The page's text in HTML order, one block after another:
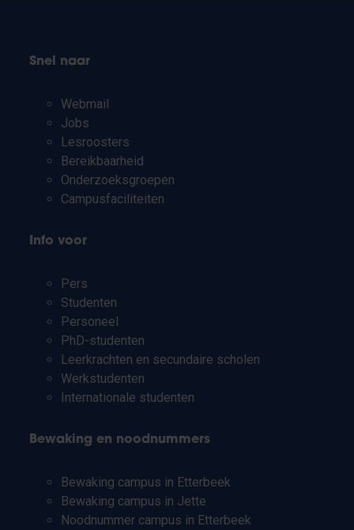
Snel naar
Webmail
Jobs
Lesroosters
Bereikbaarheid
Onderzoeksgroepen
Campusfaciliteiten
Info voor
Pers
Studenten
Personeel
PhD-studenten
Leerkrachten en secundaire scholen
Werkstudenten
Internationale studenten
Bewaking en noodnummers
Bewaking campus in Etterbeek
Bewaking campus in Jette
Noodnummer campus in Etterbeek